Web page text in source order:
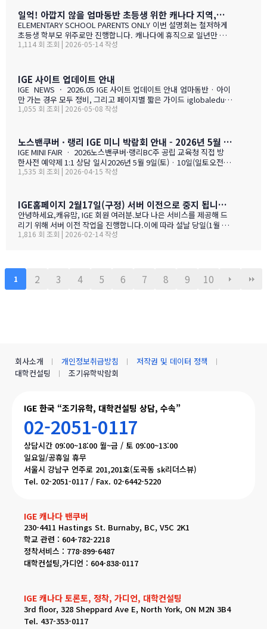
내드리겟습니다.
일억! 아깝지 않을 엄마동반 초등생 위한 캐나다 지역,학교 선택 설명회 5월28(목)
ELEMENTARY SCHOOL PARENTS ONLY 이번 설명회는 철저하게
초등생 학부모 위주로만 진행합니다. 캐나다에 휴직으로 일년만 가
야 하는 가족, 초등생 영어교육 · 북미체험 · 가족 휴식을 위해 캐나
1,114 회 조회 | 2026-05-14 작성
IGE 사이트 업데이트 안내
IGE NEWS · 2026.05 IGE 사이트 업데이트 안내 엄마동반 · 아이
만 가는 경우 모두 정비, 그리고 페이지별 짧은 가이드 iglobaleduca
tion.org 가 새로 업데이트되었습니다. 이번에는 "엄마동반"과 "아
학비 + 2베드 기준 렌트비 + 자녀 한 명 기준 생활비를 모두 합친 1년
예산을 교육청별로 비교해 보실 수 있습니다. 추천 사립학교와 유학
맘들의 리얼한 후기도 같은 페이지에 함께 모았습니다. 자녀가 혼자
가는 경우, 홈스테이·보딩스쿨·관리형 세 가지 형태를 한 …
1,055 회 조회 | 2026-05-08 작성
노스밴쿠버 · 랭리 IGE 미니 박람회 안내 - 2026년 5월 9일(토) · 10일(일)
IGE MINI FAIR · 2026노스밴쿠버·랭리BC주 공립 교육청 직접 방
한사전 예약제 1:1 상담 일시2026년 5월 9일(토) · 10일(일토오전 1
1시 — 오후 3시장소IGE 도곡동 사무실서울시 강남구 언주로 201, 2
가등록 폼으로 이동합니다SECTION 01 · 방한 교육청노스밴쿠버
교육청NORTH VANCOUVER · SD 44 밴쿠버 다운타운에서 Lions
Gate Bridge를 건너면 20분 내로 도착하는 근교 주거 중심 지역입
니다. 산·바다·숲이 어우러진 자연환경과, 밴쿠버 메트로 지역 중 가
1,535 회 조회 | 2026-04-15 작성
IGE홈페이지 2월17일(구정) 서버 이전으로 중지 됩니다.- 이해 부탁 드리며
안녕하세요,캐유맘, IGE 회원 여러분.보다 나은 서비스를 제공해 드
리기 위해 서버 이전 작업을 진행합니다.이에 따라 설날 당일(1월 29
일) 오전 중 IGE 홈페이지(iglobaleducation.org) 접속이 일시적으
1,816 회 조회 | 2026-02-14 작성
1 2 3 4 5 6 7 8 9 10
IGE 한국 “조기유학, 대학컨설팅 상담, 수속”
02-2051-0117
상담시간 09:00~18:00 월~금 / 토 09:00~13:00
일요일/공휴일 휴무
서울시 강남구 언주로 201,201호(도곡동 sk리더스뷰)
Tel. 02-2051-0117 / Fax. 02-6442-5220
IGE 캐나다 밴쿠버
230-4411 Hastings St. Burnaby, BC, V5C 2K1
학교 관련 : 604-782-2218
정착서비스 : 778-899-6487
대학컨설팅,가디언 : 604-838-0117
IGE 캐나다 토론토, 정착, 가디언, 대학컨설팅
3rd floor, 328 Sheppard Ave E, North York, ON M2N 3B4
Tel. 437-353-0117
회사소개 개인정보취급방침
저작권 및 데이터 정책
대학컨설팅
조기유학박람회